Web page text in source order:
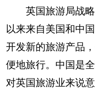
英国旅游局战略
以来来自美国和中
开发新的旅游产品
便地旅行。中国是
对英国旅游业来说